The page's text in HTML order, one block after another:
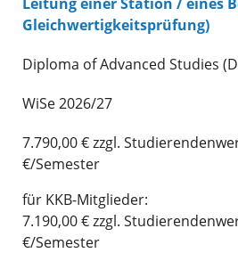
Gleichwertigkeitsprüfung)
Diploma of Advanced Studies
WiSe 2026/27
7.790,00 € zzgl.
€/Semester
für KKB-Mitglieder:
7.190,00 € zzgl.
€/Semester